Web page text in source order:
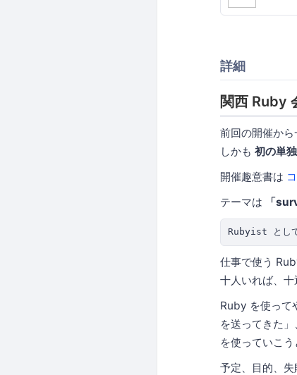
詳細
関西 Ruby
前回の開催か
しかも 初の単
開催趣意書は
テーマは
「
仕事で使う
十人いれば、十
Ruby を使って
を送ってきた
を使っていこう
予定、目的、失